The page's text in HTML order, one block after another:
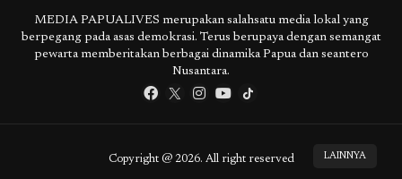
LAINNYA
MEDIA PAPUALIVES merupakan salahsatu media lokal yang
berpegang pada asas demokrasi. Terus berupaya dengan semangat
pewarta memberitakan berbagai dinamika Papua dan seantero
Nusantara.
Copyright @ 2026. All right reserved